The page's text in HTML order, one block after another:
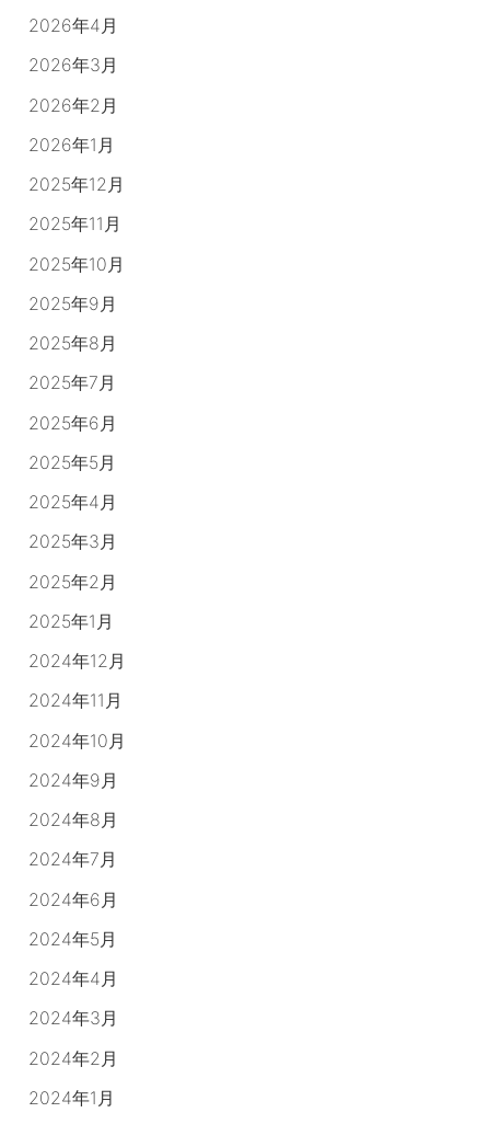
2026年4月
2026年3月
2026年2月
2026年1月
2025年12月
2025年11月
2025年10月
2025年9月
2025年8月
2025年7月
2025年6月
2025年5月
2025年4月
2025年3月
2025年2月
2025年1月
2024年12月
2024年11月
2024年10月
2024年9月
2024年8月
2024年7月
2024年6月
2024年5月
2024年4月
2024年3月
2024年2月
2024年1月